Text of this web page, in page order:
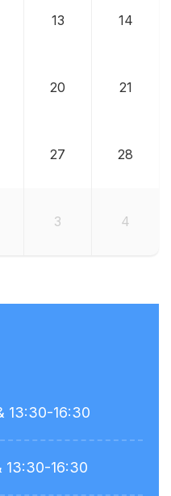
13 14
20 21
27 28
3 4
13:30-16:30
13:30-16:30